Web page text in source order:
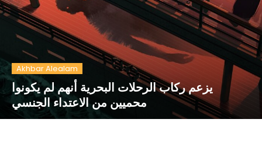
Akhbar Alealam
يزعم ركاب الرحلات البحرية أنهم لم يكونوا
محميين من الاعتداء الجنسي